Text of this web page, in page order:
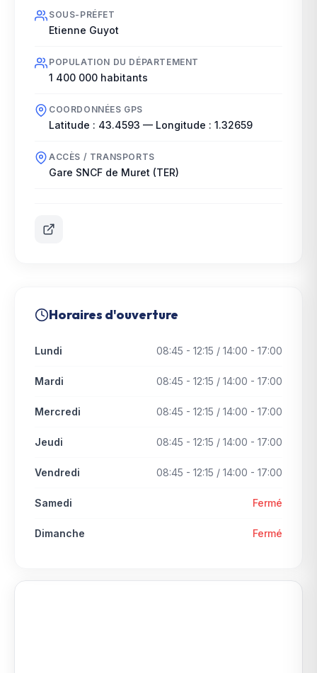
SOUS-PRÉFET
Etienne Guyot
POPULATION DU DÉPARTEMENT
1 400 000 habitants
COORDONNÉES GPS
Latitude : 43.4593 — Longitude : 1.32659
ACCÈS / TRANSPORTS
Gare SNCF de Muret (TER)
Horaires d'ouverture
Lundi 08:45 - 12:15 / 14:00 - 17:00
Mardi 08:45 - 12:15 / 14:00 - 17:00
Mercredi 08:45 - 12:15 / 14:00 - 17:00
Jeudi 08:45 - 12:15 / 14:00 - 17:00
Vendredi 08:45 - 12:15 / 14:00 - 17:00
Samedi Fermé
Dimanche Fermé